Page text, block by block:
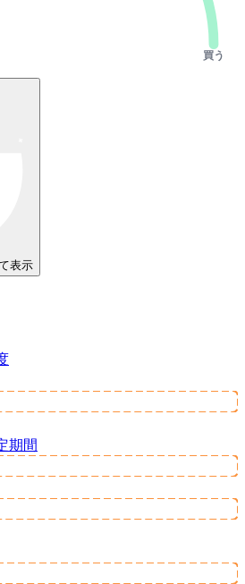
買う
表示
期間